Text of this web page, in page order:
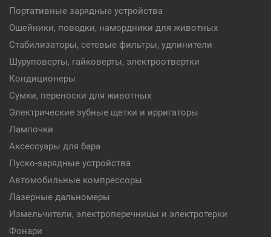
Портативные зарядные устройства
Ошейники, поводки, намордники для животных
Стабилизаторы, сетевые фильтры, удлинители
Шуруповерты, гайковерты, электроотвертки
Кондиционеры
Сумки, переноски для животных
Электрические зубные щетки и ирригаторы
Лампочки
Аксессуары для бара
Пуско-зарядные устройства
Автомобильные компрессоры
Лазерные дальномеры
Измельчители, электроперечницы и электротерки
Фонари